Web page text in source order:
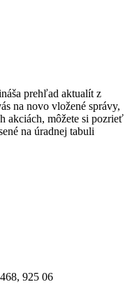
prehľad aktualít z
na novo vložené správy,
akciách, môžete si pozrieť
na úradnej tabuli
925 06